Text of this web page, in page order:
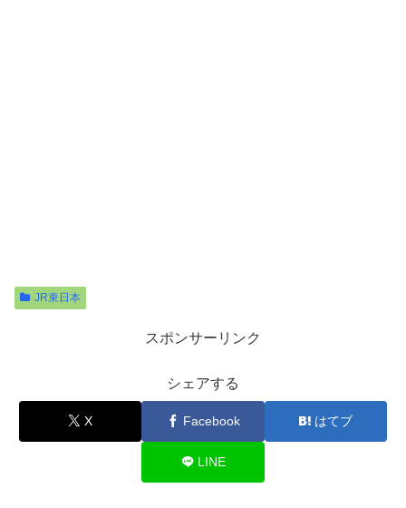
JR東日本
スポンサーリンク
シェアする
X Facebook はてブ
LINE